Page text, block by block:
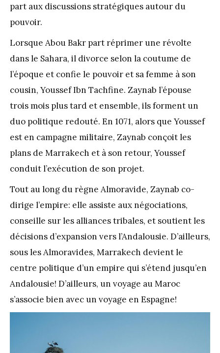
part aux discussions stratégiques autour du
pouvoir.
Lorsque Abou Bakr part réprimer une révolte
dans le Sahara, il divorce selon la coutume de
l’époque et confie le pouvoir et sa femme à son
cousin, Youssef Ibn Tachfine. Zaynab l’épouse
trois mois plus tard et ensemble, ils forment un
duo politique redouté. En 1071, alors que Youssef
est en campagne militaire, Zaynab conçoit les
plans de Marrakech et à son retour, Youssef
conduit l’exécution de son projet.
Tout au long du règne Almoravide, Zaynab co-
dirige l’empire: elle assiste aux négociations,
conseille sur les alliances tribales, et soutient les
décisions d’expansion vers l’Andalousie. D’ailleurs,
sous les Almoravides, Marrakech devient le
centre politique d’un empire qui s’étend jusqu’en
Andalousie! D’ailleurs, un voyage au Maroc
s’associe bien avec un voyage en Espagne!